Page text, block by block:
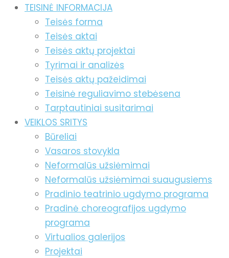
TEISINĖ INFORMACIJA
Teisės forma
Teisės aktai
Teisės aktų projektai
Tyrimai ir analizės
Teisės aktų pažeidimai
Teisinė reguliavimo stebėsena
Tarptautiniai susitarimai
VEIKLOS SRITYS
Būreliai
Vasaros stovykla
Neformalūs užsiėmimai
Neformalūs užsiėmimai suaugusiems
Pradinio teatrinio ugdymo programa
Pradinė choreografijos ugdymo
programa
Virtualios galerijos
Projektai